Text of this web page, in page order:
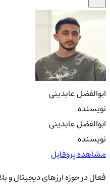
ابوالفضل عابدینی
نویسنده
ابوالفضل عابدینی
نویسنده
مشاهده پروفایل
فعال در حوزه ارزهای دیجیتال و